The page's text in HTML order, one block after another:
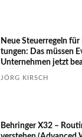
Neue Steuerregeln
tungen: Das müssen
Unter­nehmen jetzt
JÖRG KIRSCH
Behringer X32 –